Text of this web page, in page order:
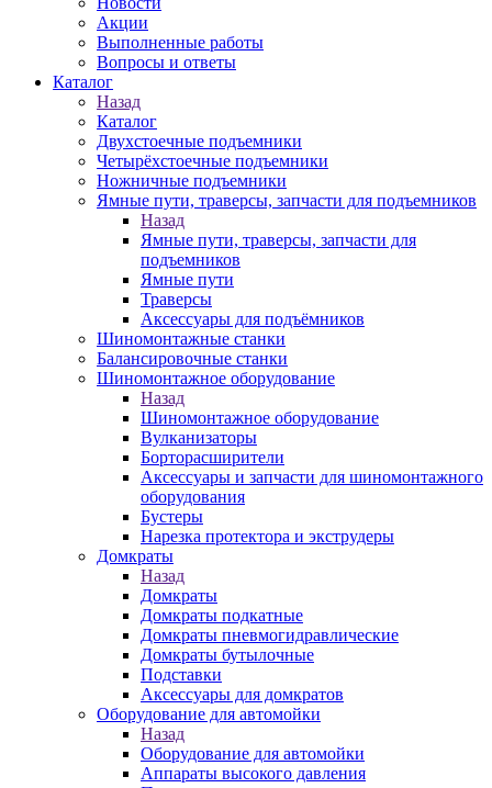
Акции
Выполненные работы
Вопросы и ответы
Каталог
Назад
Каталог
Двухстоечные подъемники
Четырёхстоечные подъемники
Ножничные подъемники
Ямные пути, траверсы, запчасти для подъемников
Назад
Ямные пути, траверсы, запчасти для
подъемников
Ямные пути
Траверсы
Аксессуары для подъёмников
Шиномонтажные станки
Балансировочные станки
Шиномонтажное оборудование
Назад
Шиномонтажное оборудование
Вулканизаторы
Борторасширители
Аксессуары и запчасти для шиномонтажного
оборудования
Бустеры
Нарезка протектора и экструдеры
Домкраты
Назад
Домкраты
Домкраты подкатные
Домкраты пневмогидравлические
Домкраты бутылочные
Подставки
Аксессуары для домкратов
Оборудование для автомойки
Назад
Оборудование для автомойки
Аппараты высокого давления